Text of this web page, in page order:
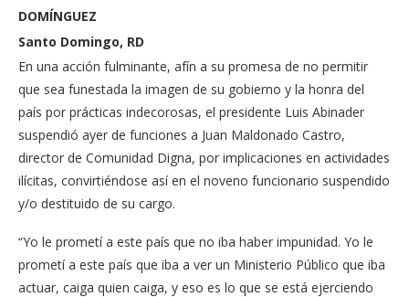
DOMÍNGUEZ
Santo Domingo, RD
En una acción fulminan­te, afín a su promesa de no permitir
que sea funestada la imagen de su gobierno y la honra del
país por prác­ticas indecorosas, el presi­dente Luis Abinader
suspen­dió ayer de funciones a Juan Maldonado Castro,
director de Comunidad Digna, por implicaciones en actividades
ilícitas, convirtiéndose así en el noveno funcionario sus­pendido
y/o destituido de su cargo.
“Yo le prometí a este país que no iba haber impuni­dad. Yo le
prometí a este país que iba a ver un Ministerio Público que iba
actuar, caiga quien caiga, y eso es lo que se está ejerciendo